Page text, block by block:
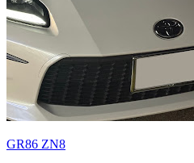
GR86 ZN8